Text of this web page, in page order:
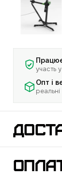
участь
Опт і
реальні